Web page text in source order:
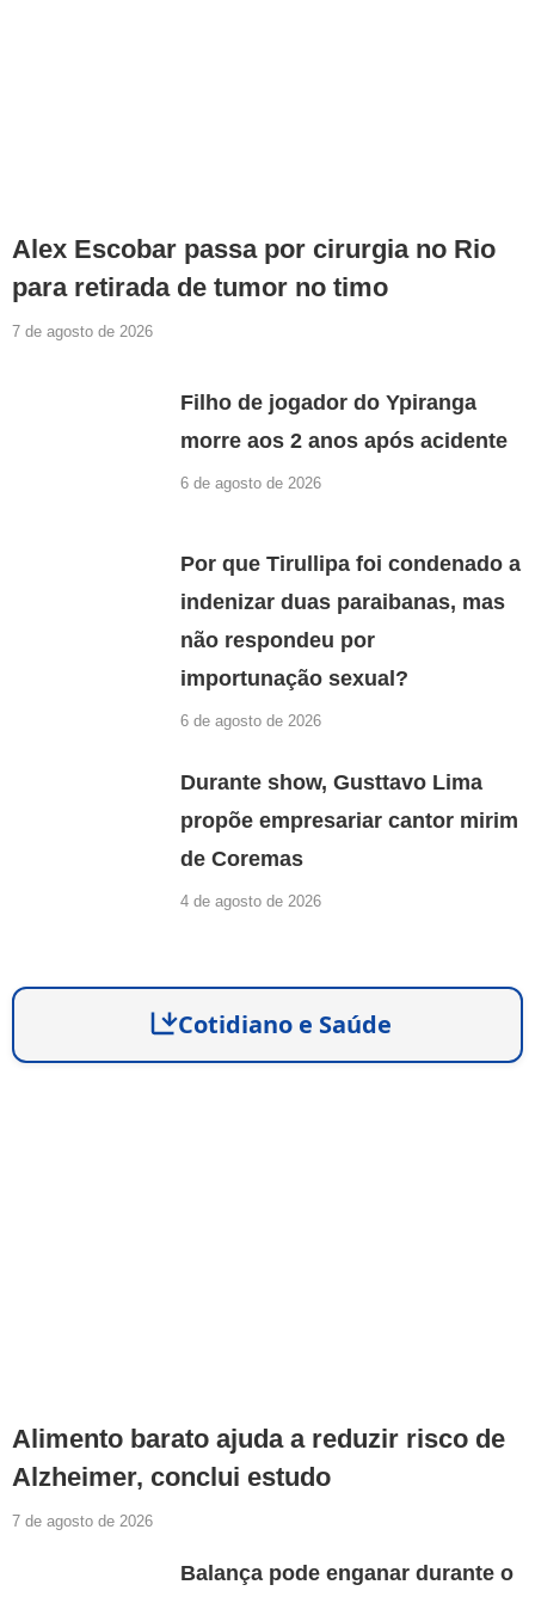
Alex Escobar passa por cirurgia no Rio
para retirada de tumor no timo
7 de agosto de 2026
Filho de jogador do Ypiranga
morre aos 2 anos após acidente
6 de agosto de 2026
Por que Tirullipa foi condenado a
indenizar duas paraibanas, mas
não respondeu por
importunação sexual?
6 de agosto de 2026
Durante show, Gusttavo Lima
propõe empresariar cantor mirim
de Coremas
4 de agosto de 2026
Cotidiano e Saúde
Alimento barato ajuda a reduzir risco de
Alzheimer, conclui estudo
7 de agosto de 2026
Balança pode enganar durante o